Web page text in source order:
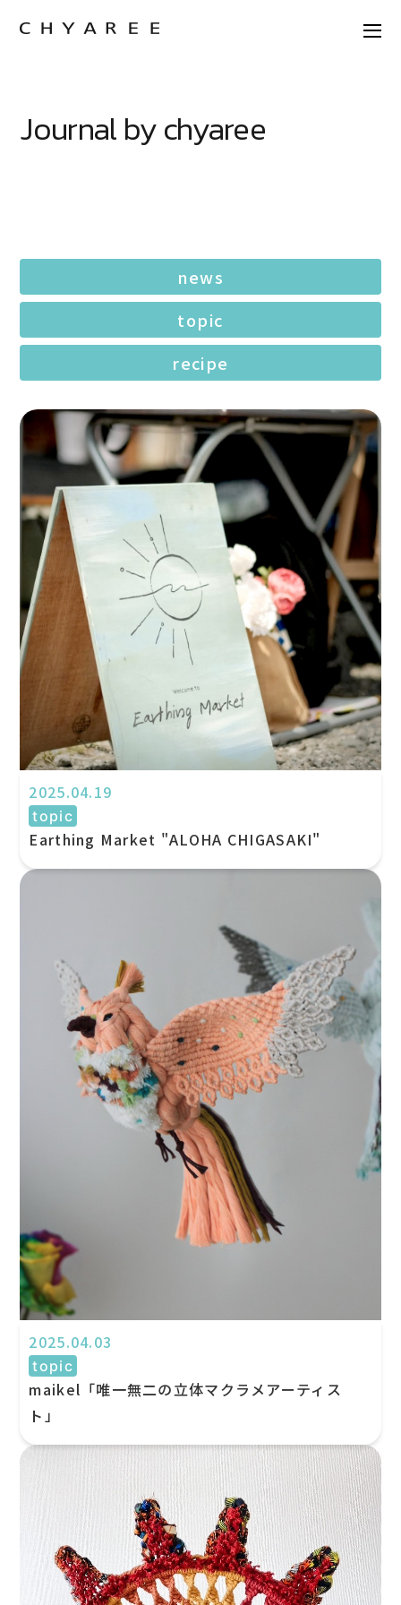
Journal by chyaree
news
topic
recipe
2025.04.19
topic
Earthing Market "ALOHA CHIGASAKI"
2025.04.03
topic
maikel「唯一無二の立体マクラメアーティス
ト」